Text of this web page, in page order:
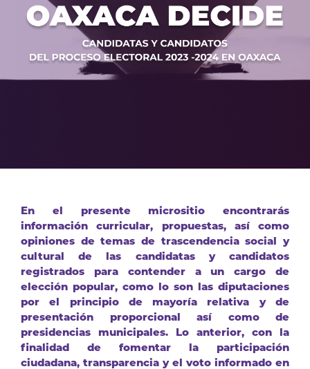
En el presente micrositio encontrarás
información curricular, propuestas, así como
opiniones de temas de trascendencia social y
cultural de las candidatas y candidatos
registrados para contender a un cargo de
elección popular, como lo son las diputaciones
por el principio de mayoría relativa y de
presentación proporcional así como de
presidencias municipales. Lo anterior, con la
finalidad de fomentar la participación
ciudadana, transparencia y el voto informado en